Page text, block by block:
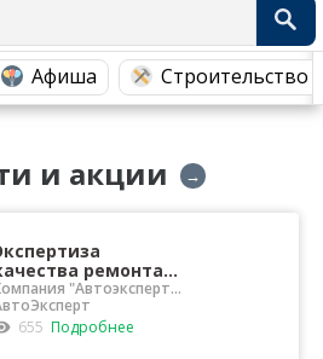
Афиша Строительство
Городское хозяйство
Курьерская служба, Службы до...
и акции →
ремонта
"Автоэксперт"
экспертизу
655 Подробнее